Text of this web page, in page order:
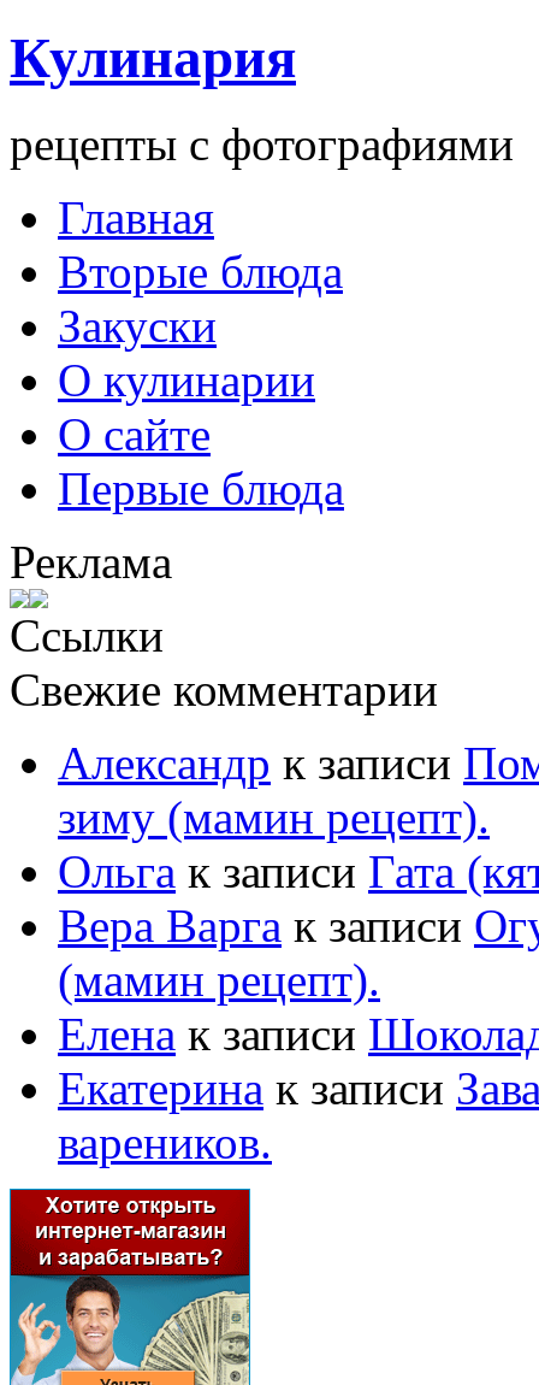
Кулинария
рецепты с фотографиями
Главная
Вторые блюда
Закуски
О кулинарии
О сайте
Первые блюда
Реклама
Ссылки
Свежие комментарии
Александр к записи
зиму (мамин рецепт).
Ольга к записи Гата
Вера Варга к записи
(мамин рецепт).
Елена к записи
Екатерина к записи
вареников.